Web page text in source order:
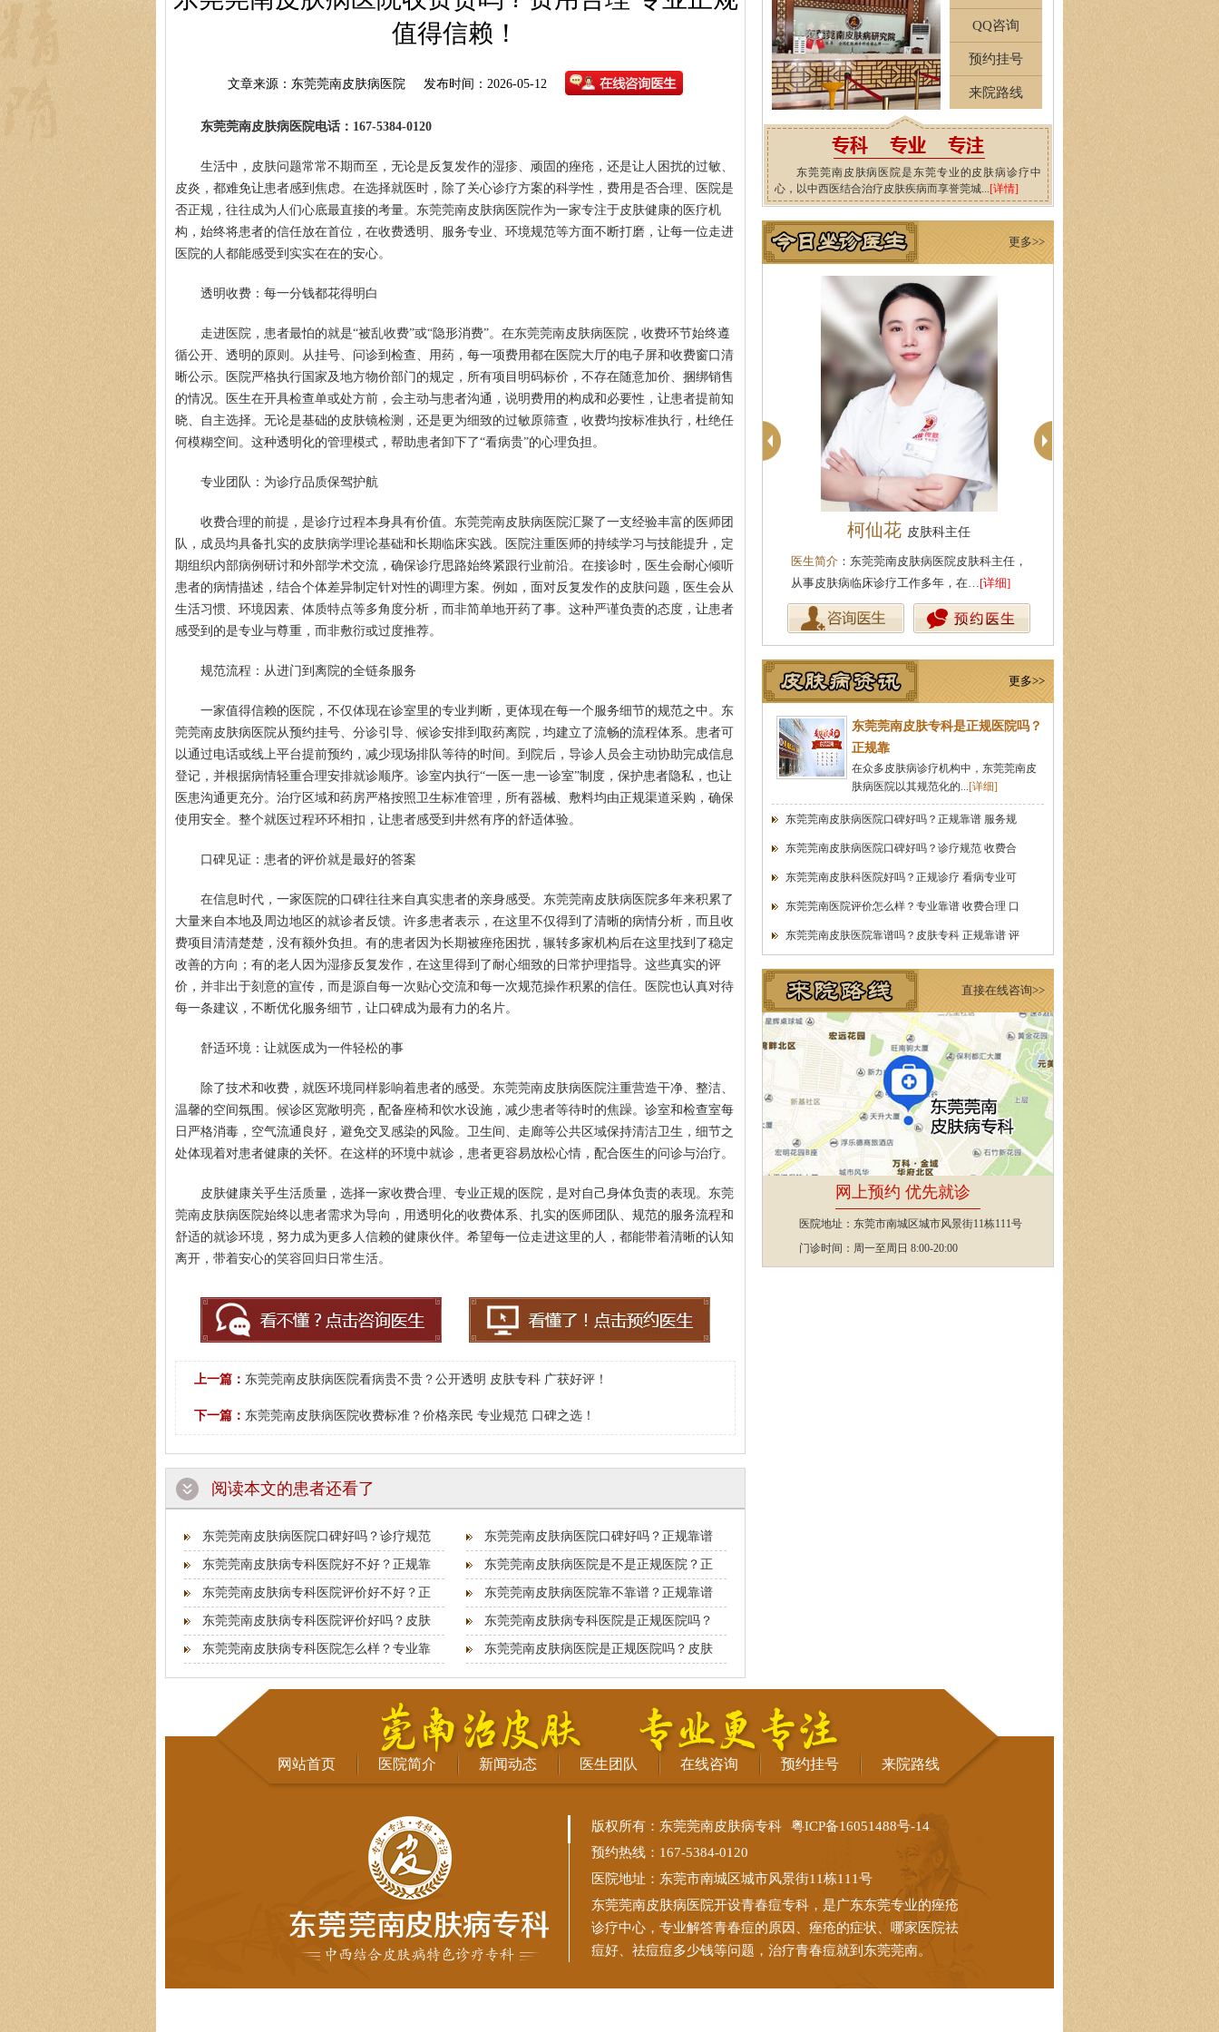
值得信赖！
文章来源：东莞莞南皮肤病医院 发布时间：2026-05-12
东莞莞南皮肤病医院电话：167-5384-0120
生活中，皮肤问题常常不期而至，无论是反复发作的湿疹、顽固的痤疮，还是让人困扰的过敏、
皮炎，都难免让患者感到焦虑。在选择就医时，除了关心诊疗方案的科学性，费用是否合理、医院是
否正规，往往成为人们心底最直接的考量。东莞莞南皮肤病医院作为一家专注于皮肤健康的医疗机
构，始终将患者的信任放在首位，在收费透明、服务专业、环境规范等方面不断打磨，让每一位走进
医院的人都能感受到实实在在的安心。
透明收费：每一分钱都花得明白
走进医院，患者最怕的就是“被乱收费”或“隐形消费”。在东莞莞南皮肤病医院，收费环节始终遵
循公开、透明的原则。从挂号、问诊到检查、用药，每一项费用都在医院大厅的电子屏和收费窗口清
晰公示。医院严格执行国家及地方物价部门的规定，所有项目明码标价，不存在随意加价、捆绑销售
的情况。医生在开具检查单或处方前，会主动与患者沟通，说明费用的构成和必要性，让患者提前知
晓、自主选择。无论是基础的皮肤镜检测，还是更为细致的过敏原筛查，收费均按标准执行，杜绝任
何模糊空间。这种透明化的管理模式，帮助患者卸下了“看病贵”的心理负担。
专业团队：为诊疗品质保驾护航
收费合理的前提，是诊疗过程本身具有价值。东莞莞南皮肤病医院汇聚了一支经验丰富的医师团
队，成员均具备扎实的皮肤病学理论基础和长期临床实践。医院注重医师的持续学习与技能提升，定
期组织内部病例研讨和外部学术交流，确保诊疗思路始终紧跟行业前沿。在接诊时，医生会耐心倾听
患者的病情描述，结合个体差异制定针对性的调理方案。例如，面对反复发作的皮肤问题，医生会从
生活习惯、环境因素、体质特点等多角度分析，而非简单地开药了事。这种严谨负责的态度，让患者
感受到的是专业与尊重，而非敷衍或过度推荐。
规范流程：从进门到离院的全链条服务
一家值得信赖的医院，不仅体现在诊室里的专业判断，更体现在每一个服务细节的规范之中。东
莞莞南皮肤病医院从预约挂号、分诊引导、候诊安排到取药离院，均建立了流畅的流程体系。患者可
以通过电话或线上平台提前预约，减少现场排队等待的时间。到院后，导诊人员会主动协助完成信息
登记，并根据病情轻重合理安排就诊顺序。诊室内执行“一医一患一诊室”制度，保护患者隐私，也让
医患沟通更充分。治疗区域和药房严格按照卫生标准管理，所有器械、敷料均由正规渠道采购，确保
使用安全。整个就医过程环环相扣，让患者感受到井然有序的舒适体验。
口碑见证：患者的评价就是最好的答案
在信息时代，一家医院的口碑往往来自真实患者的亲身感受。东莞莞南皮肤病医院多年来积累了
大量来自本地及周边地区的就诊者反馈。许多患者表示，在这里不仅得到了清晰的病情分析，而且收
费项目清清楚楚，没有额外负担。有的患者因为长期被痤疮困扰，辗转多家机构后在这里找到了稳定
改善的方向；有的老人因为湿疹反复发作，在这里得到了耐心细致的日常护理指导。这些真实的评
价，并非出于刻意的宣传，而是源自每一次贴心交流和每一次规范操作积累的信任。医院也认真对待
每一条建议，不断优化服务细节，让口碑成为最有力的名片。
舒适环境：让就医成为一件轻松的事
除了技术和收费，就医环境同样影响着患者的感受。东莞莞南皮肤病医院注重营造干净、整洁、
温馨的空间氛围。候诊区宽敞明亮，配备座椅和饮水设施，减少患者等待时的焦躁。诊室和检查室每
日严格消毒，空气流通良好，避免交叉感染的风险。卫生间、走廊等公共区域保持清洁卫生，细节之
处体现着对患者健康的关怀。在这样的环境中就诊，患者更容易放松心情，配合医生的问诊与治疗。
皮肤健康关乎生活质量，选择一家收费合理、专业正规的医院，是对自己身体负责的表现。东莞
莞南皮肤病医院始终以患者需求为导向，用透明化的收费体系、扎实的医师团队、规范的服务流程和
舒适的就诊环境，努力成为更多人信赖的健康伙伴。希望每一位走进这里的人，都能带着清晰的认知
离开，带着安心的笑容回归日常生活。
上一篇： 东莞莞南皮肤病医院看病贵不贵？公开透明 皮肤专科 广获好评！
下一篇： 东莞莞南皮肤病医院收费标准？价格亲民 专业规范 口碑之选！
阅读本文的患者还看了
东莞莞南皮肤病医院口碑好吗？诊疗规范 东莞莞南皮肤病医院口碑好吗？正规靠谱
东莞莞南皮肤病专科医院好不好？正规靠 东莞莞南皮肤病医院是不是正规医院？正
东莞莞南皮肤病专科医院评价好不好？正 东莞莞南皮肤病医院靠不靠谱？正规靠谱
东莞莞南皮肤病专科医院评价好吗？皮肤 东莞莞南皮肤病专科医院是正规医院吗？
东莞莞南皮肤病专科医院怎么样？专业靠 东莞莞南皮肤病医院是正规医院吗？皮肤
QQ咨询
预约挂号
来院路线
东莞莞南皮肤病医院是东莞专业的皮肤病诊疗中
心，以中西医结合治疗皮肤疾病而享誉莞城...[详情]
更多>>
殷芳 皮肤科主任
医生简介 ：从事皮肤病临床工作近十年，始终
坚持中医理论与实践相结合治疗皮…[详细]
更多>>
东莞莞南皮肤专科是正规医院吗？
正规靠
在众多皮肤病诊疗机构中，东莞莞南皮
肤病医院以其规范化的...[详细]
东莞莞南皮肤病医院口碑好吗？正规靠谱 服务规
东莞莞南皮肤病医院口碑好吗？诊疗规范 收费合
东莞莞南皮肤科医院好吗？正规诊疗 看病专业可
东莞莞南医院评价怎么样？专业靠谱 收费合理 口
东莞莞南皮肤医院靠谱吗？皮肤专科 正规靠谱 评
直接在线咨询>>
网上预约 优先就诊
医院地址：东莞市南城区城市风景街11栋111号
门诊时间：周一至周日 8:00-20:00
网站首页 医院简介 新闻动态 医生团队 在线咨询 预约挂号 来院路线
版权所有：东莞莞南皮肤病专科
粤ICP备16051488号-14
预约热线：167-5384-0120
医院地址：东莞市南城区城市风景街11栋111号
东莞莞南皮肤病医院开设青春痘专科，是广东东莞专业的痤疮
诊疗中心，专业解答青春痘的原因、痤疮的症状、哪家医院祛
痘好、祛痘痘多少钱等问题，治疗青春痘就到东莞莞南。